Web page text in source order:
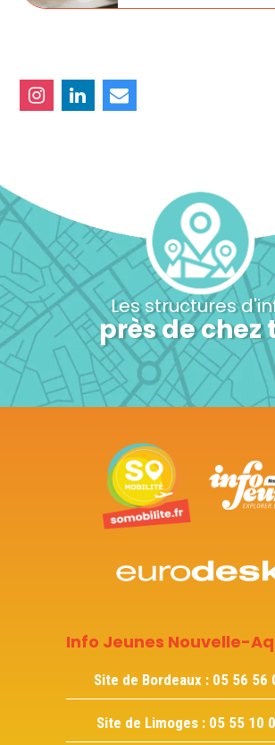
Les structures
près de chez
Info Jeunes Nouvelle-
Site de Bordeaux : 05 56 56
Site de Limoges : 05 55 10